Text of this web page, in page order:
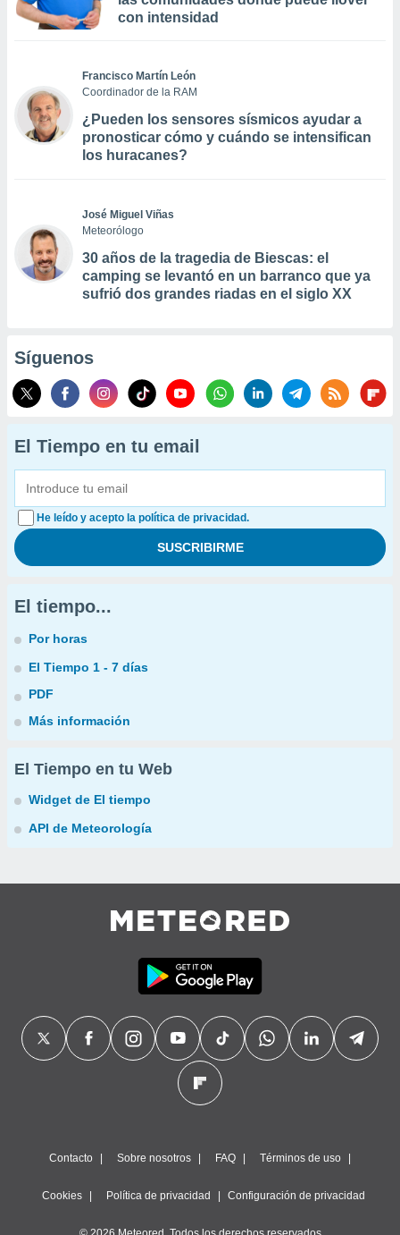
con intensidad
Francisco Martín León
Coordinador de la RAM
¿Pueden los sensores sísmicos ayudar a
pronosticar cómo y cuándo se intensifican
los huracanes?
José Miguel Viñas
Meteorólogo
30 años de la tragedia de Biescas: el
camping se levantó en un barranco que ya
sufrió dos grandes riadas en el siglo XX
Síguenos
El Tiempo en tu email
He leído y acepto la política de privacidad.
El tiempo...
Por horas
El Tiempo 1 - 7 días
PDF
Más información
El Tiempo en tu Web
Widget de El tiempo
API de Meteorología
Contacto Sobre nosotros FAQ Términos de uso
Cookies Política de privacidad Configuración de privacidad